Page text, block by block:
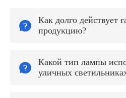

Как долго действует
продукцию?

Какой тип лампы
уличных